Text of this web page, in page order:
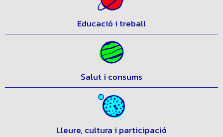
Educació i treball
Salut i consums
Lleure, cultura i participació